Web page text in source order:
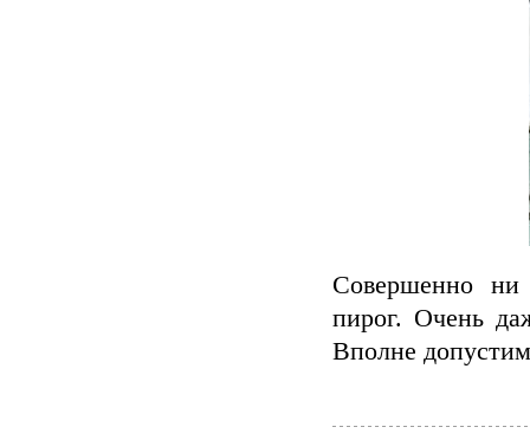
Совершенно ни
пирог. Очень
Вполне